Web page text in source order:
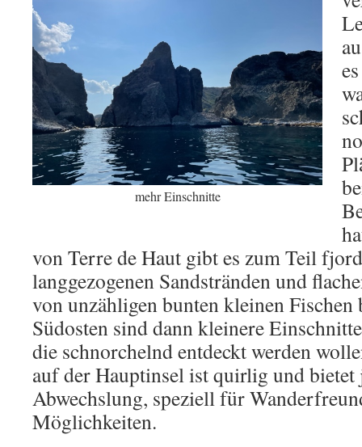
mehr Einschnitte
von Terre de Haut gibt es zum Teil
langgezogenen Sandstränden und
von unzähligen bunten kleinen
Südosten sind dann kleinere
die schnorchelnd entdeckt werden
auf der Hauptinsel ist quirlig und bietet
Abwechslung, speziell für
Möglichkeiten.